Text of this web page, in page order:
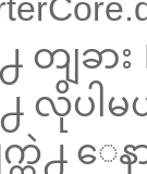
တဲ႕ တျ
ဖို႕ လို
တဲ႕ ေန